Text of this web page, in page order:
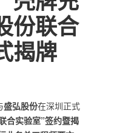
份联合
揭牌
盛弘股份在深圳正式
合实验室”签约暨揭